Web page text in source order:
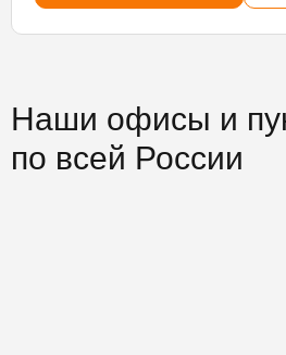
Наши офисы и
по всей России